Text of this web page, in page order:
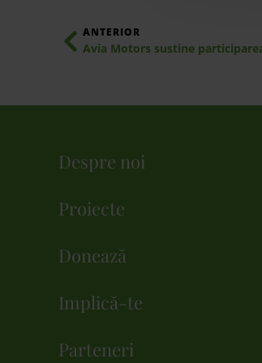
ANTERIOR
Despre noi
Proiecte
Donează
Implică-te
Parteneri